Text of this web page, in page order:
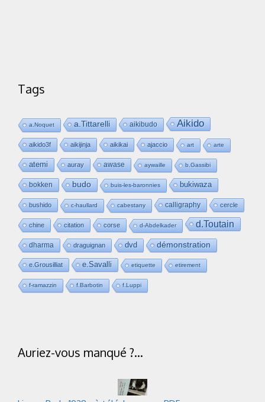
Tags
a.Noquet a.Tittarelli aikibudo Aikido
aikido3f aikijinja aikikai ajaccio art arte
atemi auray awase aywaille b.Gassibi
bokken budo buis-les-baronnies bukiwaza
bushido c-haullard cabestany calligraphy cercle
chine citation corse d-Abdelkader d.Toutain
dharma draguignan dvd démonstration
e.Grousilliat e.Savalli etiquette etirement
f-ramazzin f.Barbotin f.Luppi
Auriez-vous manqué ?…